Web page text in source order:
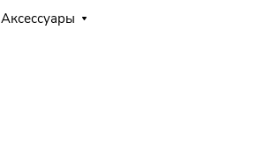
Аксессуары